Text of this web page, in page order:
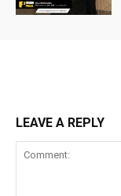
LEAVE A REPLY